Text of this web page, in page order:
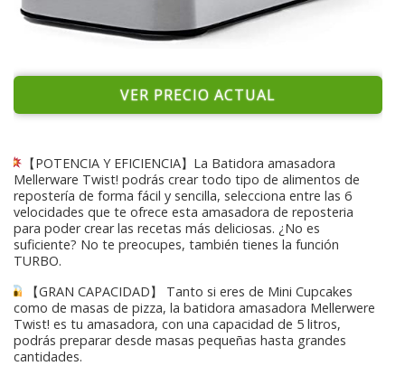
VER PRECIO ACTUAL
【POTENCIA Y EFICIENCIA】La Batidora amasadora
Mellerware Twist! podrás crear todo tipo de alimentos de
repostería de forma fácil y sencilla, selecciona entre las 6
velocidades que te ofrece esta amasadora de reposteria
para poder crear las recetas más deliciosas. ¿No es
suficiente? No te preocupes, también tienes la función
TURBO.
【GRAN CAPACIDAD】 Tanto si eres de Mini Cupcakes
como de masas de pizza, la batidora amasadora Mellerwere
Twist! es tu amasadora, con una capacidad de 5 litros,
podrás preparar desde masas pequeñas hasta grandes
cantidades.